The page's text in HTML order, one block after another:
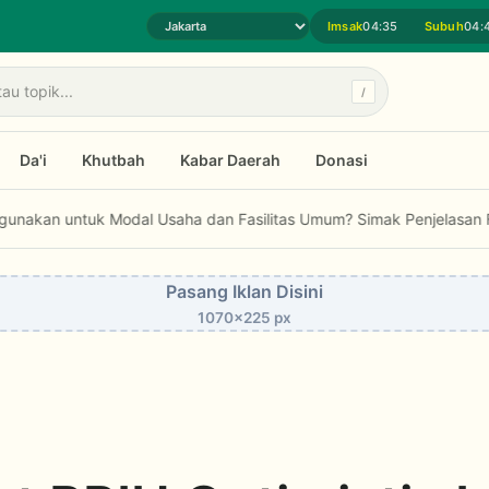
Pilih daerah jadwal sholat Imsak04:35 Subuh
/
Da'i Khutbah Kabar Daerah Donasi
Modal Usaha dan Fasilitas Umum? Simak Penjelasan Fatwa MUI...
Pasang Iklan Disini
1070x225 px